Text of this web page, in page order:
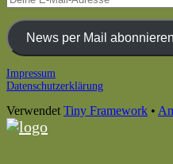
E-
Mail-
AdresseNews per Mail abonnieren
Footer
Impressum
Datenschutzerklärung
Verwendet Tiny Framework •